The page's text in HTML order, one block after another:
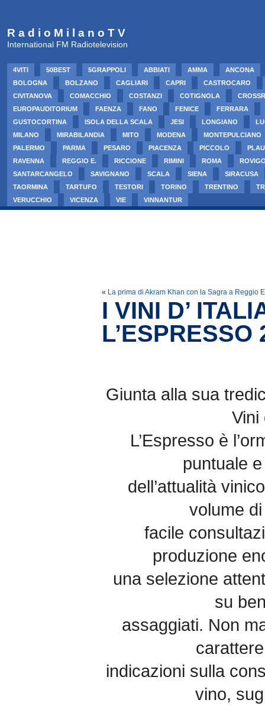
R a d i o M i l a n o T V
International FM Radiotelevision
4VITI 50BEST 5GRAPPOLI ABBIATI AMMA
ANCONA
BOLOGNA
BOLZANO CAGLIARI CAPRI
CASTROCARO
CIVITANOVA
COMACCHIO COSTANZI COTIGNOLA
EUROPAUDITORIUM
FAENZA FANO FENICE
FERRARA
GUSTOCORTINA
ISOLA DELLA SCALA JESI LONGIANO
MILANO
MIRABILANDIA MITO MODENA
MONTEPULCIANO
PALERMO
PARMA PESARO PIACENZA PICCOLO
RAVENNA
REGGIO E. RICCIONE RIMINI ROMA
SANTARCANGELO
SAVIGNANO SCALA SIENA
SIRACUSA
TAORMINA
TARTUFO TESTORI TORINO TRENTINO
VERUCCHIO
VICENZA VIE VINNANTUR
« La prima di Akram Khan con la Sagra a Reggio
I VINI D’
L’ESPRESSO
Giunta alla sua
Vini
L’Espresso è
puntuale
dell’attualità
volume
facile
produzione
una selezione
su
assaggiati. Non
indicazioni sulla
vino,